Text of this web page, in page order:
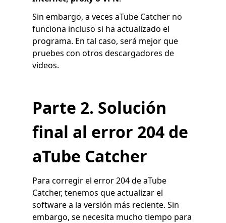
Sin embargo, a veces aTube Catcher no
funciona incluso si ha actualizado el
programa. En tal caso, será mejor que
pruebes con otros descargadores de
videos.
Parte 2. Solución
final al error 204 de
aTube Catcher
Para corregir el error 204 de aTube
Catcher, tenemos que actualizar el
software a la versión más reciente. Sin
embargo, se necesita mucho tiempo para